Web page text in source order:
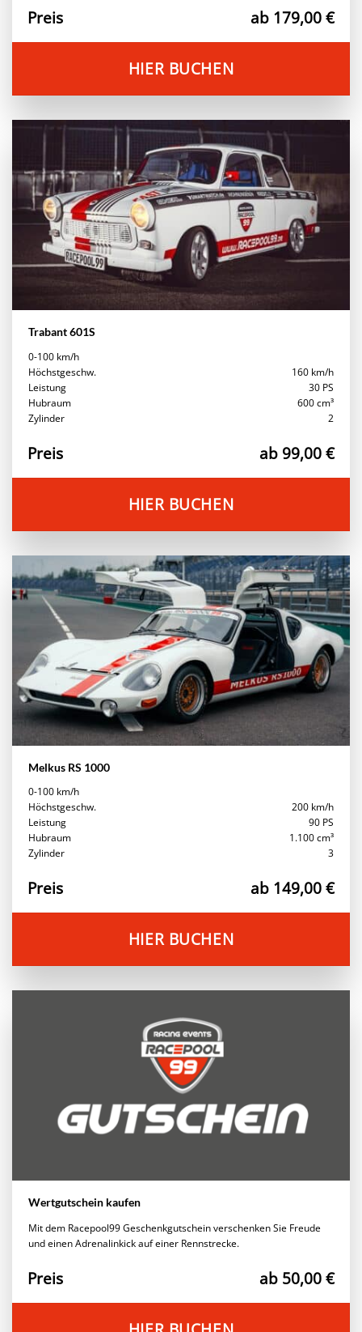
Preis ab 179,00 €
HIER BUCHEN
Trabant 601S
0-100 km/h
Höchstgeschw.
Leistung
Hubraum
Zylinder
160 km/h
30 PS
600 cm³
2
Preis ab 99,00 €
HIER BUCHEN
Melkus RS 1000
0-100 km/h
Höchstgeschw.
Leistung
Hubraum
Zylinder
200 km/h
90 PS
1.100 cm³
3
Preis ab 149,00 €
HIER BUCHEN
Wertgutschein kaufen
Mit dem Racepool99 Geschenkgutschein verschenken Sie Freude
und einen Adrenalinkick auf einer Rennstrecke.
Preis ab 50,00 €